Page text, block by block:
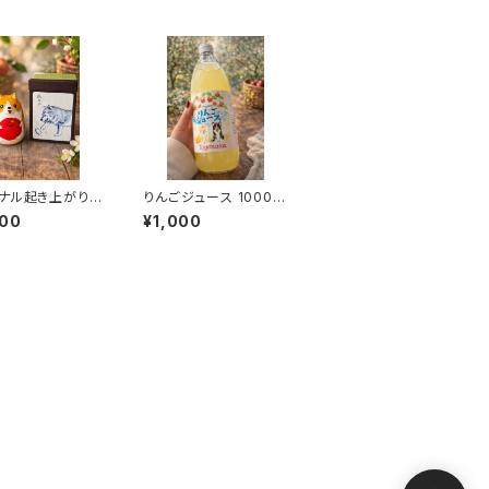
ル起き上がり人
んご
りんごジュース 1000m
l １本
¥1,000